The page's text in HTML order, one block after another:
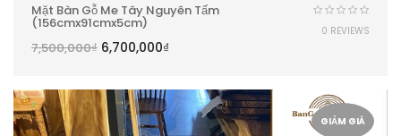
Mặt Bàn Gỗ Me Tây Nguyên Tấm
(156cmx91cmx5cm)
7,500,000₫ 6,700,000₫
0 REVIEWS
GIẢM GIÁ